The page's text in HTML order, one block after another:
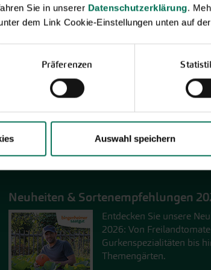
Sie in unserer Datenschutzerklärung.
dem Link Cookie-Einstellungen unten auf
Präferenzen
Auswahl speichern
Neuheiten & Sortenempfehlungen
Entdecken Sie unsere
2026: Von
Gurkenspezialitäten bis
Themengärten.